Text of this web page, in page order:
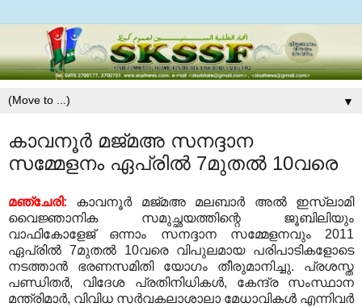
▼
കാവനൂര്‍ മജ്മഅ സനദ്ദാന
സമ്മേളനം ഏപ്രില്‍ 7മുതല്‍ 10വരെ
മഞ്ചേരി: കാവനൂര്‍ മജ്മഅ മലബാര്‍ അല്‍ ഇസ്‌ലാമി
വൈജ്ഞാനിക സമുച്ഛയത്തിന്റെ ജൂബിലിയും
വാഫികോളേജ് ഒന്നാം സനദ്ദാന സമ്മേളനവും 2011
ഏപ്രില്‍ 7മുതല്‍ 10വരെ വിപുലമായ പരിപാടികളോടെ
നടത്താന്‍ ഭരണസമിതി യോഗം തീരുമാനിച്ചു. പ്രശസ്ത
പണ്ഡിതര്‍, വിദേശ പ്രതിനിധികള്‍, കേന്ദ്ര സംസ്ഥാന
മന്ത്രിമാര്‍, വിവിധ സര്‍വകലാശാലാ മേധാവികള്‍ എന്നിവര്‍